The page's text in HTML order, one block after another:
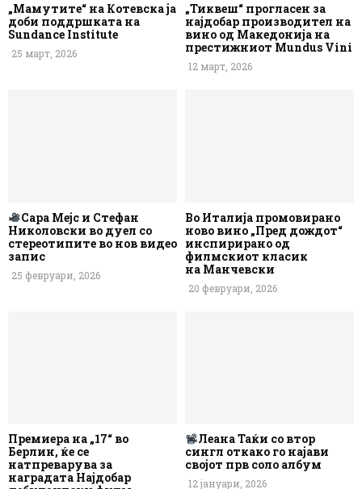
„Мамутите“ на Котевска ја
доби поддршката на
Sundance Institute
25 март, 2026
„Тиквеш“ прогласен за
најдобар производител на
вино од Македонија на
престижниот Mundus Vini
12 март, 2026
Сара Мејс и Стефан
Николовски во дуел со
стереотипите во нов видео
запис
25 февруари, 2026
Во Италија промовирано
ново вино „Пред дождот“
инспирирано од
филмскиот класик
на Манчевски
20 февруари, 2026
Премиера на „17“ во
Берлин, ќе се
натпреварува за
наградата Најдобар
Леана Таќи со втор
сингл откако го најави
својот прв соло албум
12 јануари, 2026